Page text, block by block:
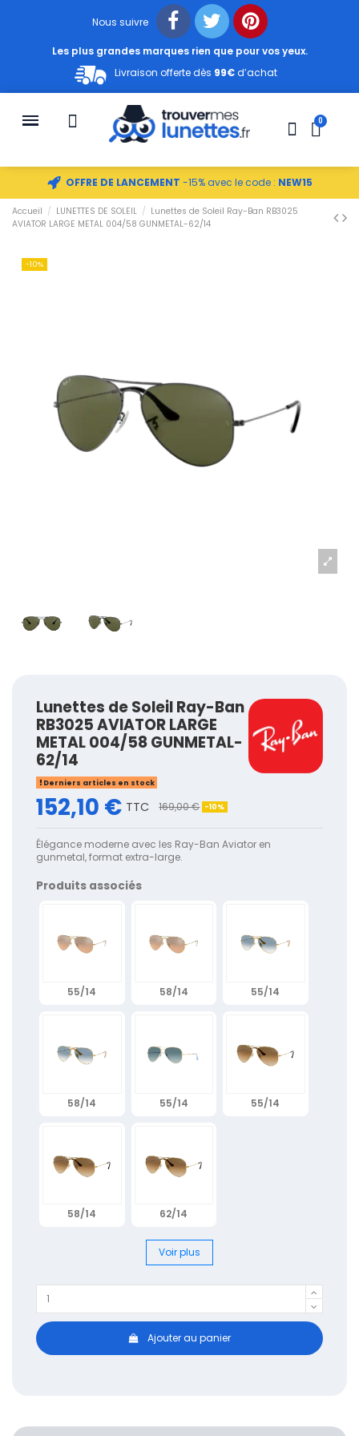
Nous suivre
Les plus grandes marques rien que pour vos yeux.
Livraison offerte dès 99€d’achat
OFFRE DE LANCEMENT -15% avec le code : NEW15
Accueil LUNETTES DE SOLEIL
Lunettes de Soleil Ray-Ban RB3025
AVIATOR LARGE METAL 004/58 GUNMETAL-62/14
-10%
Lunettes de Soleil Ray-Ban
RB3025 AVIATOR LARGE
METAL 004/58 GUNMETAL-
62/14
Derniers articles en stock
152,10 € TTC 169,00 € -10%
Élégance moderne avec les Ray-Ban Aviator en
gunmetal, format extra-large.
Produits associés
55/14 58/14 55/14
58/14 55/14 55/14
58/14 62/14
Voir plus
Ajouter au panier